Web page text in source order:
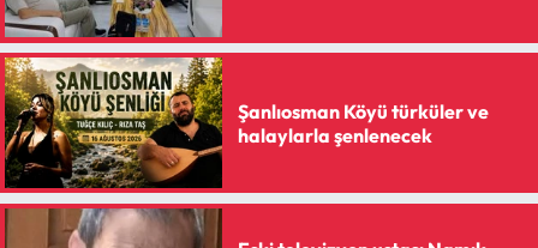
Şanlıosman Köyü türküler ve
halaylarla şenlenecek
Uğurludağ Haberleri
Yaşam
Yayla Haber
Yemek Tarifleri